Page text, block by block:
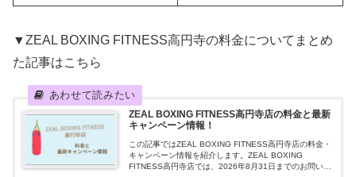
▼ZEAL BOXING FITNESS高円寺の料金についてまとめ
た記事はこちら
ZEAL BOXING FITNESS高円寺店の料金と最新
キャンペーン情報！
この記事ではZEAL BOXING FITNESS高円寺店の料金・
キャンペーン情報を紹介します。ZEAL BOXING
FITNESS高円寺店では、2026年8月31日までのお問い合